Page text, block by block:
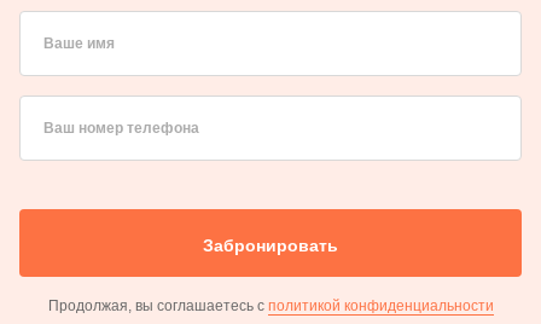
Ваше имя
Ваш номер телефона
Забронировать
Продолжая, вы соглашаетесь с политикой конфиденциальности